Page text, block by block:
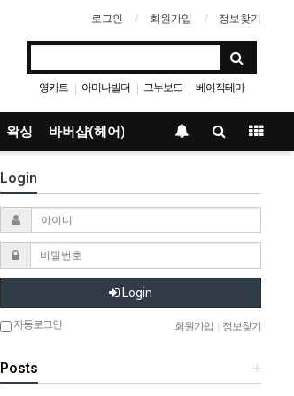
로그인 회원가입 정보찾기
영카트 | 아미나빌더 | 그누보드 | 베이직테마
왁싱 바버샵(헤어)
Login
Login
자동로그인 회원가입 정보찾기
+
Posts